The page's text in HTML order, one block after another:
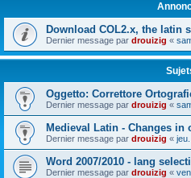
Download COL2.x, the latin
Dernier message par drouizig «
Oggetto: Correttore
Dernier message par drouizig «
Medieval Latin - Changes in
Dernier message par drouizig «
Word 2007/2010 - lang
Dernier message par drouizig «